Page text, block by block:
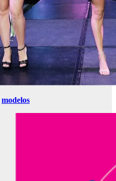
modelos